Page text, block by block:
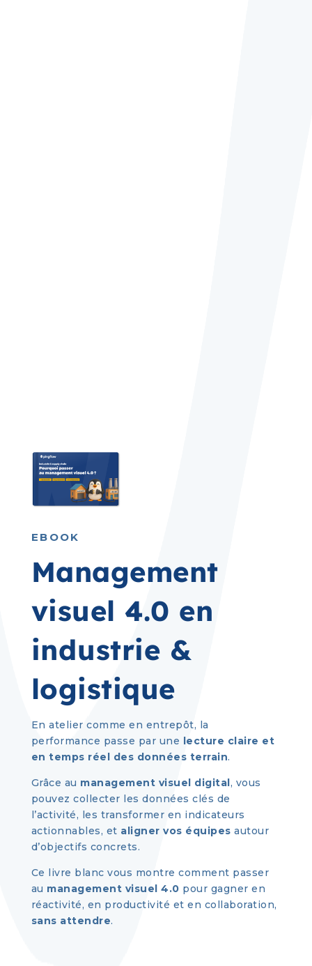
EBOOK
Management
visuel 4.0 en
industrie &
logistique
En atelier comme en entrepôt, la
performance passe par une lecture claire et
en temps réel des données terrain.
Grâce au management visuel digital, vous
pouvez collecter les données clés de
l’activité, les transformer en indicateurs
actionnables, et aligner vos équipes autour
d’objectifs concrets.
Ce livre blanc vous montre comment passer
au management visuel 4.0 pour gagner en
réactivité, en productivité et en collaboration,
sans attendre.